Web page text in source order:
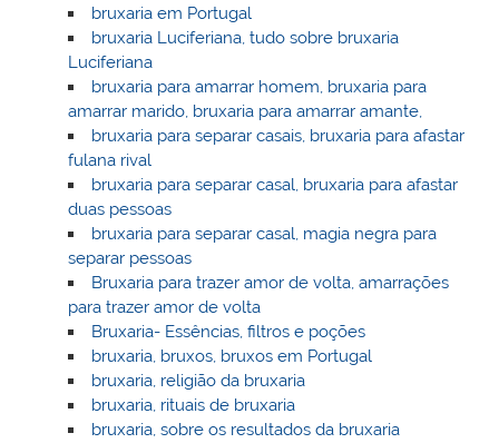
bruxaria em Portugal
bruxaria Luciferiana, tudo sobre bruxaria
Luciferiana
bruxaria para amarrar homem, bruxaria para
amarrar marido, bruxaria para amarrar amante,
bruxaria para separar casais, bruxaria para afastar
fulana rival
bruxaria para separar casal, bruxaria para afastar
duas pessoas
bruxaria para separar casal, magia negra para
separar pessoas
Bruxaria para trazer amor de volta, amarrações
para trazer amor de volta
Bruxaria- Essências, filtros e poções
bruxaria, bruxos, bruxos em Portugal
bruxaria, religião da bruxaria
bruxaria, rituais de bruxaria
bruxaria, sobre os resultados da bruxaria